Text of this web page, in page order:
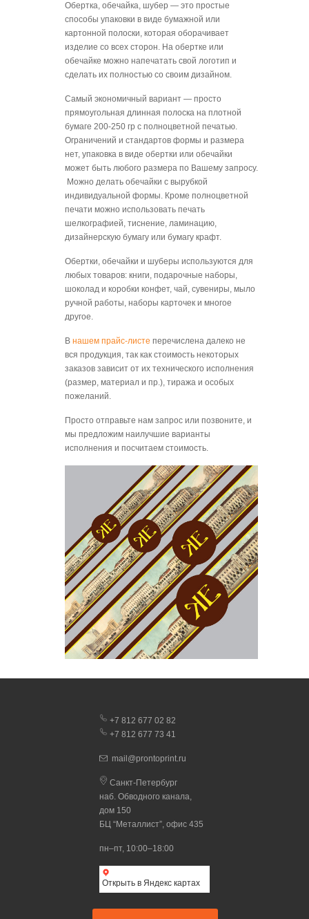
Обертка, обечайка, шубер — это простые
способы упаковки в виде бумажной или
картонной полоски, которая оборачивает
изделие со всех сторон. На обертке или
обечайке можно напечатать свой логотип и
сделать их полностью со своим дизайном.
Самый экономичный вариант — просто
прямоугольная длинная полоска на плотной
бумаге 200-250 гр с полноцветной печатью.
Ограничений и стандартов формы и размера
нет, упаковка в виде обертки или обечайки
может быть любого размера по Вашему запросу.
Можно делать обечайки с вырубкой
индивидуальной формы. Кроме полноцветной
печати можно использовать печать
шелкографией, тиснение, ламинацию,
дизайнерскую бумагу или бумагу крафт.
Обертки, обечайки и шуберы используются для
любых товаров: книги, подарочные наборы,
шоколад и коробки конфет, чай, сувениры, мыло
ручной работы, наборы карточек и многое
другое.
В нашем прайс-листе перечислена далеко не
вся продукция, так как стоимость некоторых
заказов зависит от их технического исполнения
(размер, материал и пр.), тиража и особых
пожеланий.
Просто отправьте нам запрос или позвоните, и
мы предложим наилучшие варианты
исполнения и посчитаем стоимость.
+7 812 677 02 82
+7 812 677 73 41
mail@prontoprint.ru
Санкт-Петербург
наб. Обводного канала,
дом 150
БЦ “Металлист”, офис 435
пн–пт, 10:00–18:00
Открыть в Яндекс картах